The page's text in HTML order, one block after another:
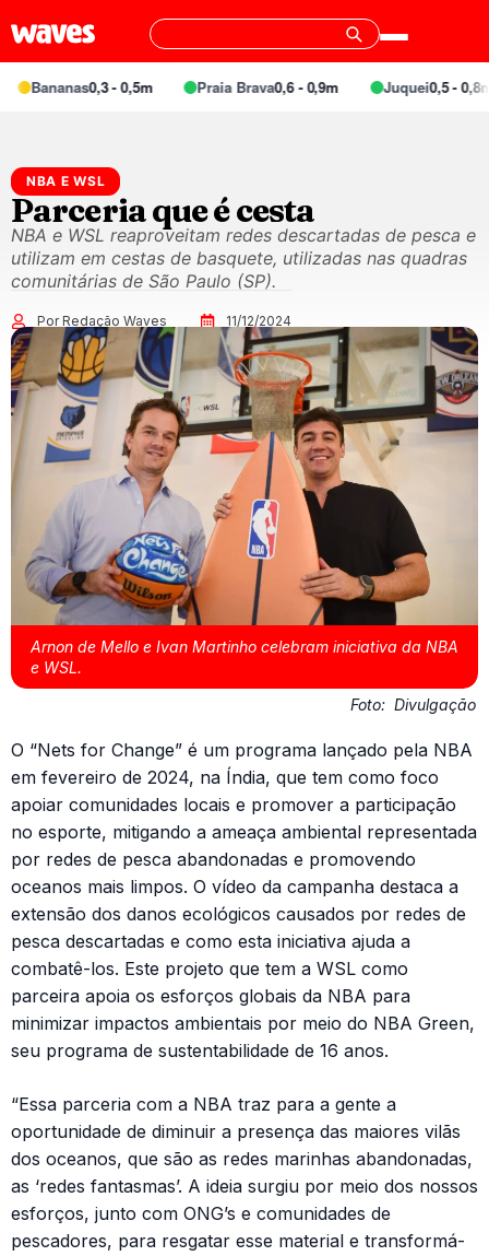
Bananas0,3 - 0,5m Praia Brava0,6 - 0,9m Juquei0,5 - 0,8m
NBA E WSL
Parceria que é cesta
NBA e WSL reaproveitam redes descartadas de pesca e
utilizam em cestas de basquete, utilizadas nas quadras
comunitárias de São Paulo (SP).
Por Redação Waves 11/12/2024
Arnon de Mello e Ivan Martinho celebram iniciativa da NBA
e WSL.
Foto: Divulgação
O “Nets for Change” é um programa lançado pela NBA
em fevereiro de 2024, na Índia, que tem como foco
apoiar comunidades locais e promover a participação
no esporte, mitigando a ameaça ambiental representada
por redes de pesca abandonadas e promovendo
oceanos mais limpos. O vídeo da campanha destaca a
extensão dos danos ecológicos causados ​​por redes de
pesca descartadas e como esta iniciativa ajuda a
combatê-los. Este projeto que tem a WSL como
parceira apoia os esforços globais da NBA para
minimizar impactos ambientais por meio do NBA Green,
seu programa de sustentabilidade de 16 anos.
“Essa parceria com a NBA traz para a gente a
oportunidade de diminuir a presença das maiores vilãs
dos oceanos, que são as redes marinhas abandonadas,
as ‘redes fantasmas’. A ideia surgiu por meio dos nossos
esforços, junto com ONG’s e comunidades de
pescadores, para resgatar esse material e transformá-